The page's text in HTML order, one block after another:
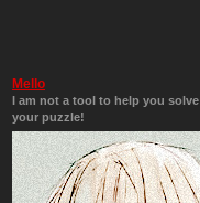
Mello
I am not a tool to help you solve
your puzzle!